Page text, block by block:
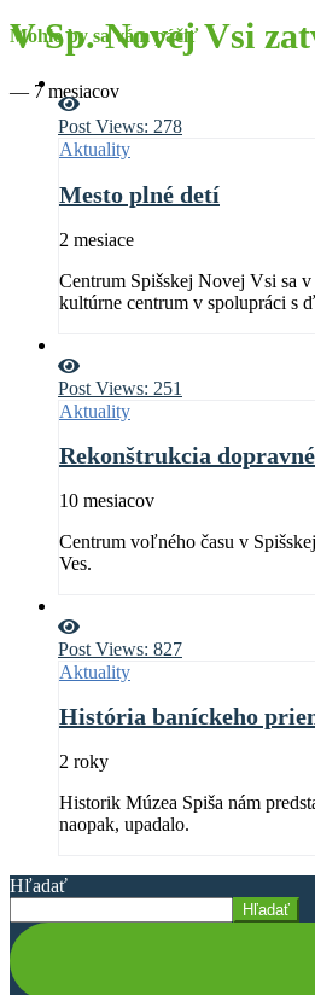
V Sp. Novej Vsi
— 7 mesiacov
Mohlo by sa vám páčiť
Post Views: 278
Aktuality
Mesto plné detí
2 mesiace
Centrum Spišskej Novej Vsi sa v piatok 29.
kultúrne centrum v spolupráci s
Post Views: 251
Aktuality
Rekonštrukcia
10 mesiacov
Centrum voľného času v
Ves.
Post Views: 827
Aktuality
História baníckeho
2 roky
Historik Múzea Spiša nám
naopak, upadalo.
Hľadať
Hľadať